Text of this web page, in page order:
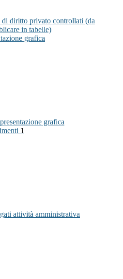
di diritto privato controllati (da
in tabelle)
grafica
grafica
1
attività amministrativa